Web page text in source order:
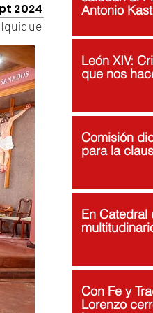
2024
Iquique
Antonio Kast
León XIV:
que nos
Comisión
para la
En
Con Fe y
Lorenzo